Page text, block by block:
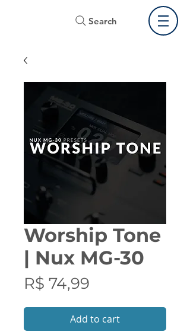
Search
Worship Tone
| Nux MG-30
R$ 74,99
Add to cart